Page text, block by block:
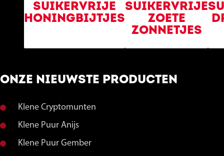
SUIKERVRIJE
HONINGBIJTJES
SUIKERVRIJE
ZOETE
ZONNETJES
ONZE NIEUWSTE PRODUCTEN
Klene Cryptomunten
Klene Puur Anijs
Klene Puur Gember